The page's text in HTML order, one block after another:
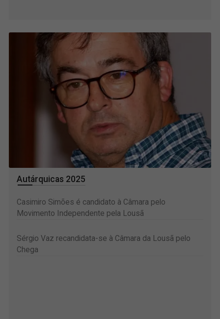
Autárquicas 2025
Casimiro Simões é candidato à Câmara pelo
Movimento Independente pela Lousã
Sérgio Vaz recandidata-se à Câmara da Lousã pelo
Chega